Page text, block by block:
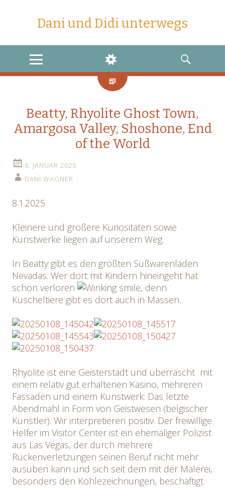
Dani und Didi unterwegs
MENU
WIDGETS
SEARCH
Beatty, Rhyolite Ghost Town,
Amargosa Valley, Shoshone, End
of the World
8. JANUAR 2025
DANI WAGNER
8.1.2025
Kleinere und größere Kuriositäten sowie
Kunstwerke liegen auf unserem Weg.
In Beatty gibt es den größten Süßwarenladen
Nevadas. Wer dort mit Kindern hineingeht hat
schon verloren
, denn
Kuscheltiere gibt es dort auch in Massen.
Rhyolite ist eine Geisterstadt und überrascht mit
einem relativ gut erhaltenen Kasino, mehreren
Fassaden und einem Kunstwerk: Das letzte
Abendmahl in Form von Geistwesen (belgischer
Künstler). Wir interpretieren positiv. Der freiwillige
Helfer im Visitor Center ist ein ehemaliger Polizist
aus Las Vegas, der durch mehrere
Rückenverletzungen seinen Beruf nicht mehr
ausüben kann und sich seit dem mit der Malerei,
besonders den Kohlezeichnungen, beschäftigt.